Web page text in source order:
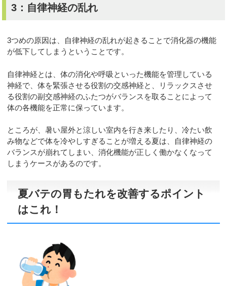
3：自律神経の乱れ
3つめの原因は、自律神経の乱れが起きることで消化器の機能
が低下してしまうということです。
自律神経とは、体の消化や呼吸といった機能を管理している
神経で、体を緊張させる役割の交感神経と、リラックスさせ
る役割の副交感神経のふたつがバランスを取ることによって
体の各機能を正常に保っています。
ところが、暑い屋外と涼しい室内を行き来したり、冷たい飲
み物などで体を冷やしすぎることが増える夏は、自律神経の
バランスが崩れてしまい、消化機能が正しく働かなくなって
しまうケースがあるのです。
夏バテの胃もたれを改善するポイント
はこれ！